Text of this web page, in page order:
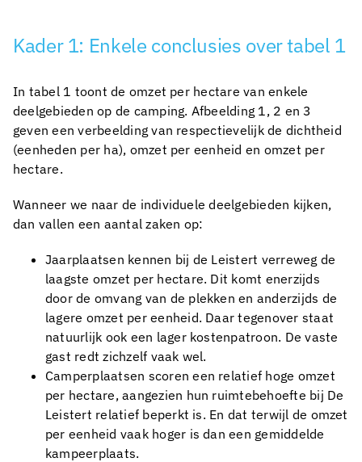
Kader 1: Enkele conclusies over tabel 1
In tabel 1 toont de omzet per hectare van enkele
deelgebieden op de camping. Afbeelding 1, 2 en 3
geven een verbeelding van respectievelijk de dichtheid
(eenheden per ha), omzet per eenheid en omzet per
hectare.
Wanneer we naar de individuele deelgebieden kijken,
dan vallen een aantal zaken op:
Jaarplaatsen kennen bij de Leistert verreweg de
laagste omzet per hectare. Dit komt enerzijds
door de omvang van de plekken en anderzijds de
lagere omzet per eenheid. Daar tegenover staat
natuurlijk ook een lager kostenpatroon. De vaste
gast redt zichzelf vaak wel.
Camperplaatsen scoren een relatief hoge omzet
per hectare, aangezien hun ruimtebehoefte bij De
Leistert relatief beperkt is. En dat terwijl de omzet
per eenheid vaak hoger is dan een gemiddelde
kampeerplaats.